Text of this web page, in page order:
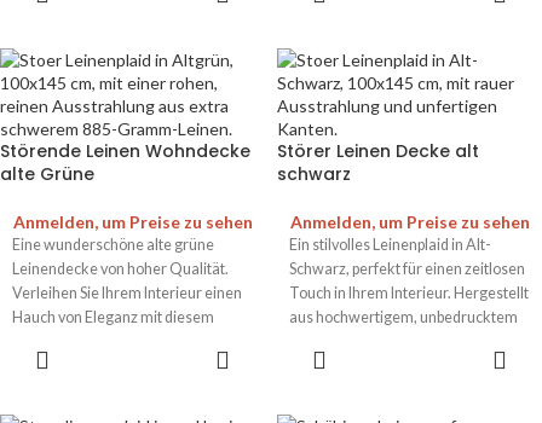
Störende Leinen Wohndecke
alte Grüne
Anmelden, um Preise zu sehen
Eine wunderschöne alte grüne
Leinendecke von hoher Qualität.
Verleihen Sie Ihrem Interieur einen
Hauch von Eleganz mit diesem
Störer Leinen Decke alt
schwarz
Anmelden, um Preise zu sehen
Ein stilvolles Leinenplaid in Alt-
Schwarz, perfekt für einen zeitlosen
Touch in Ihrem Interieur. Hergestellt
aus hochwertigem, unbedrucktem